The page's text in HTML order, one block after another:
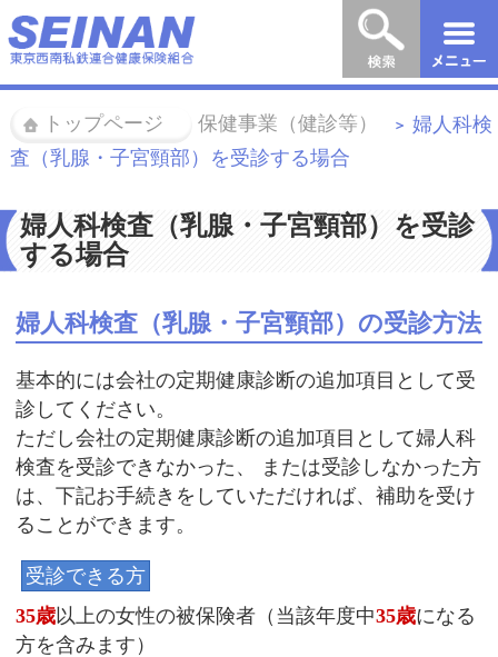
トップページ 保健事業（健診等） ＞ 婦人科検
査（乳腺・子宮頸部）を受診する場合
婦人科検査（乳腺・子宮頸部）を受診
する場合
婦人科検査（乳腺・子宮頸部）の受診方法
基本的には会社の定期健康診断の追加項目として受
診してください。
ただし会社の定期健康診断の追加項目として婦人科
検査を受診できなかった、 または受診しなかった方
は、下記お手続きをしていただければ、補助を受け
ることができます。
受診できる方
35歳以上の女性の被保険者（当該年度中35歳になる
方を含みます）